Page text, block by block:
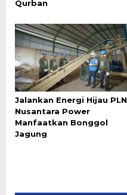
Qurban
Jalankan Energi Hijau PLN
Nusantara Power
Manfaatkan Bonggol
Jagung